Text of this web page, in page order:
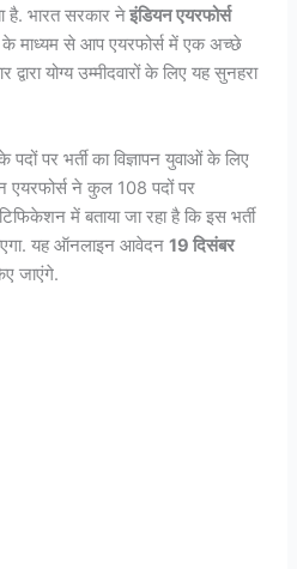
है. भारत सरकार नेइंडियन एयरफोर्स
के माध्यम से आप एयरफोर्स में एक अच्छे
योग्य उम्मीदवारों के लिए यह सुनहरा
पर भर्ती का विज्ञापन युवाओं के लिए
एयरफोर्स ने कुल 108 पदों पर
में बताया जा रहा है कि इस भर्ती
यह ऑनलाइन आवेदन19 दिसंबर
जाएंगे.